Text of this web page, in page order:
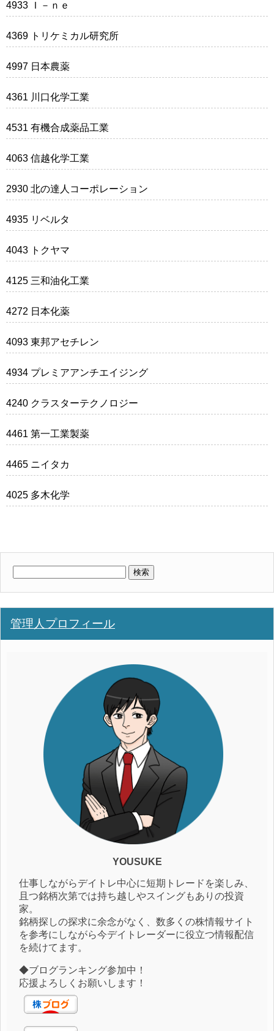
4933 Ｉ－ｎｅ
4369 トリケミカル研究所
4997 日本農薬
4361 川口化学工業
4531 有機合成薬品工業
4063 信越化学工業
2930 北の達人コーポレーション
4935 リベルタ
4043 トクヤマ
4125 三和油化工業
4272 日本化薬
4093 東邦アセチレン
4934 プレミアアンチエイジング
4240 クラスターテクノロジー
4461 第一工業製薬
4465 ニイタカ
4025 多木化学
管理人プロフィール
YOUSUKE
仕事しながらデイトレ中心に短期トレードを楽しみ、
且つ銘柄次第では持ち越しやスイングもありの投資
家。
銘柄探しの探求に余念がなく、数多くの株情報サイト
を参考にしながら今デイトレーダーに役立つ情報配信
を続けてます。
◆ブログランキング参加中！
応援よろしくお願いします！